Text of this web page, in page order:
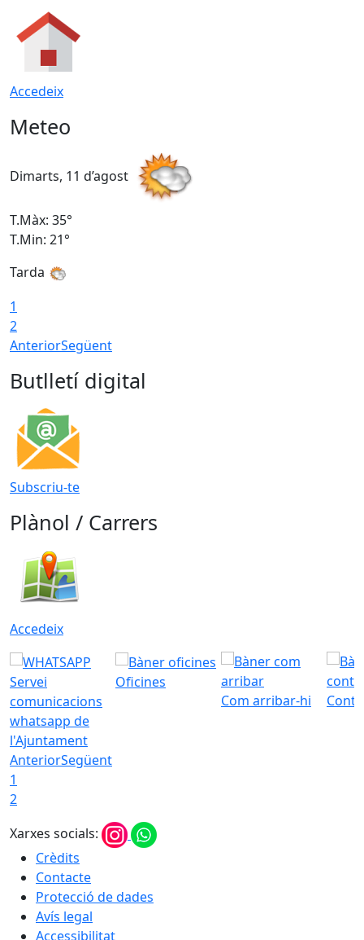
Accedeix
Meteo
Dimarts, 11 d’agost
T.Màx: 35°
T.Min: 21°
Tarda
1
2
AnteriorSegüent
Butlletí digital
Subscriu-te
Plànol / Carrers
Accedeix
Servei
comunicacions
whatsapp de
l'Ajuntament
Oficines
Com arribar-hi
AnteriorSegüent
1
2
Xarxes socials:
Crèdits
Contacte
Protecció de dades
Avís legal
Accessibilitat